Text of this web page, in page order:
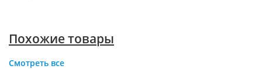
Похожие товары
Смотреть все